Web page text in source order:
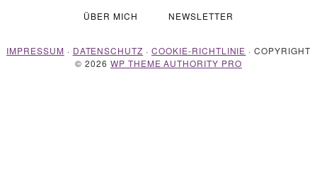
ÜBER MICH NEWSLETTER
IMPRESSUM · DATENSCHUTZ ·COOKIE-RICHTLINIE · COPYRIGHT
© 2026 WP THEME AUTHORITY PRO